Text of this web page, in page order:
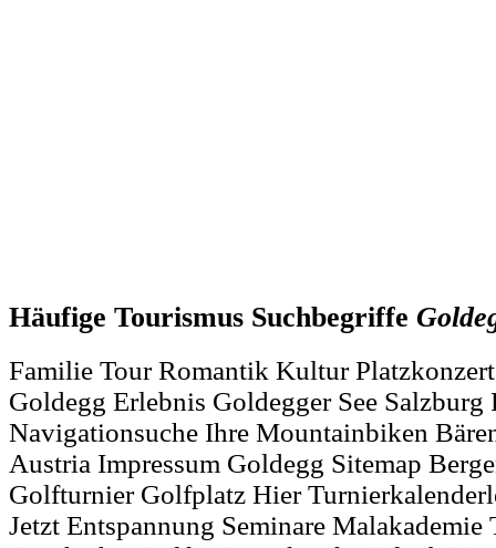
Häufige Tourismus Suchbegriffe
Familie Tour Romantik Kultur
Goldegg Erlebnis Goldegger See Salzburg
Navigationsuche Ihre Mountainbiken
Austria Impressum Goldegg Sitemap
Golfturnier Golfplatz Hier
Jetzt Entspannung Seminare Malakademie